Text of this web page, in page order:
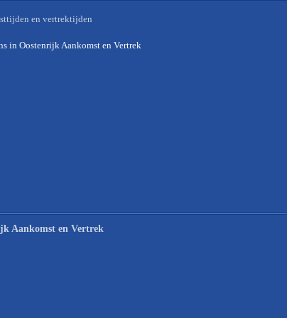
en vertrektijden
in Oostenrijk Aankomst en Vertrek
Aankomst en Vertrek